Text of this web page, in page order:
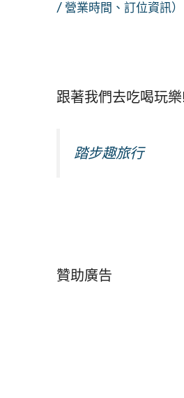
/ 營業時間、訂位資訊）
跟著我們去吃喝玩樂!
踏步趣旅行
贊助廣告